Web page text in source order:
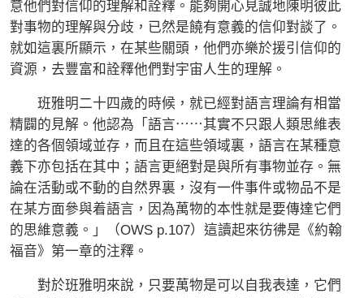
意他們對信仰的理解和詮釋。能夠開心見誠地陳明彼此
對事物的理解與分歧，已然是饒有意義的信仰對談了。
就如這裏所顯示，在某些關頭，他們亦樂於援引信仰的
資源，去豐富和詮釋他們對宇宙人生的理解。
班雅明二十四歲的時候，就已經對語言理論有相當
精闢的見解。他認為「語言⋯⋯其實不只跟人類思維表
達的各個領域並存，而且在這些領域裏，語言在某種意
義下亦包括在其中；語言更絕對是與所有事物並存。無
論在活動或不動的自然界裏，沒有一件事件或物品不是
在某方面參與着語言，因為萬物的本性就是要傳達它們
的思維意義。」（OWS p.107）這讀起來彷彿是《約翰
福音》第一章的注釋。
對於班雅明來說，只要萬物是可以自我表達，它們